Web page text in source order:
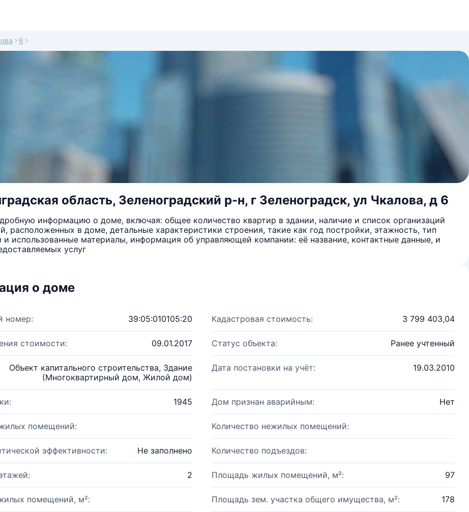
6
область, Зеленоградский р-н, г Зеленоградск, ул Чкалова, д 6
информацию о доме, включая: общее количество квартир в здании, наличие и список организаций
расположенных в доме, детальные характеристики строения, такие как год постройки, этажность, тип
и использованные материалы, информация об управляющей компании: её название, контактные данные, и
услуг
о доме
номер: 39:05:010105:20 Кадастровая стоимость: 3 799 403,04
стоимости: 09.01.2017 Статус объекта: Ранее учтенный
Объект капитального строительства, Здание
(Многоквартирный дом, Жилой дом)
Дата постановки на учёт: 19.03.2010
1945 Дом признан аварийным: Нет
помещений: Количество нежилых помещений:
эффективности: Не заполнено Количество подъездов:
2 Площадь жилых помещений, м²: 97
помещений, м²: Площадь зем. участка общего имущества, м²: 178